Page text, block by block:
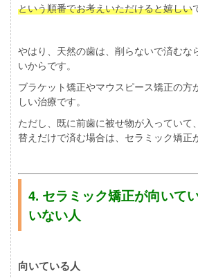
という順番でお考えいただけると嬉しい
やはり、天然の歯は、削らないで済むな
いからです。
ブラケット矯正やマウスピース矯正の方
しい治療です。
ただし、既に前歯に被せ物が入っていて
替えだけで済む場合は、セラミック矯正
4. セラミック矯正が向いて
いない人
向いている人